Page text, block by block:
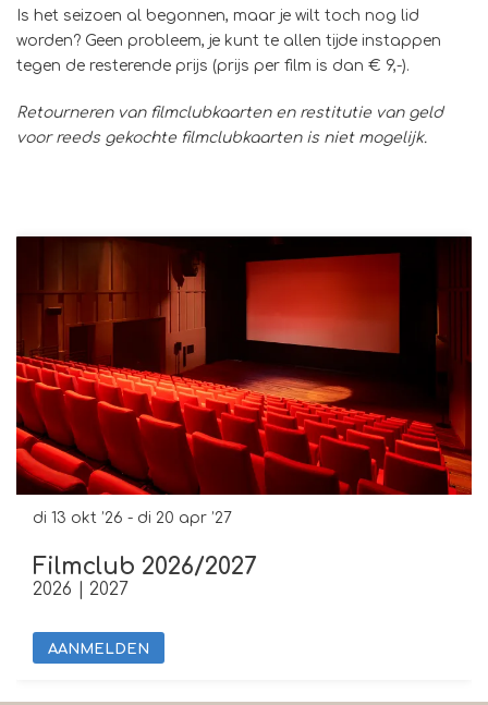
Is het seizoen al begonnen, maar je wilt toch nog lid
worden? Geen probleem, je kunt te allen tijde instappen
tegen de resterende prijs (prijs per film is dan € 9,-).
Retourneren van filmclubkaarten en restitutie van geld
voor reeds gekochte filmclubkaarten is niet mogelijk.
Filmclub 2026/2027
2026 | 2027
di 13 okt ’26 - di 20 apr ’27
AANMELDEN